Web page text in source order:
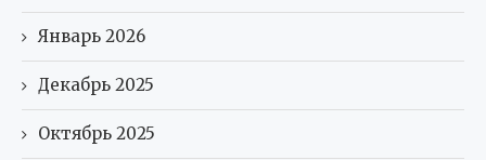
Январь 2026
Декабрь 2025
Октябрь 2025